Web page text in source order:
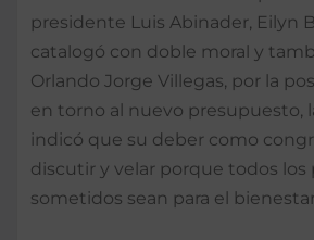
presidente Luis Abinader, Eilyn
catalogó con doble moral y
Orlando Jorge Villegas, por la
en torno al nuevo presupuesto,
indicó que su deber como
discutir y velar porque todos los
sometidos sean para el